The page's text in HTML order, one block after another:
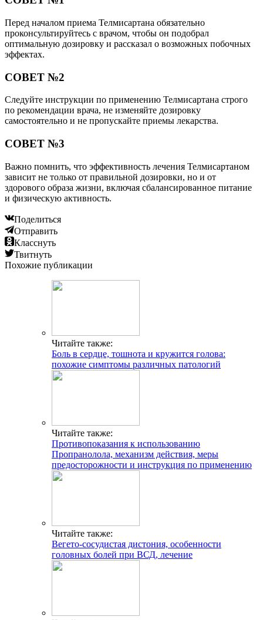
Перед началом приема Телмисартана обязательно
проконсультируйтесь с врачом, чтобы он подобрал
оптимальную дозировку и рассказал о возможных побочных
эффектах.
СОВЕТ №2
Следуйте инструкции по применению Телмисартана строго
по рекомендации врача, не изменяйте дозировку
самостоятельно и не пропускайте приемы лекарства.
СОВЕТ №3
Важно помнить, что эффективность лечения Телмисартаном
зависит не только от правильной дозировки, но и от
здорового образа жизни, включая сбалансированное питание
и физическую активность.
Поделиться
Отправить
Класснуть
Твитнуть
Похожие публикации
Читайте также:
Боль в сердце, тошнота и кружится голова:
похожие симптомы различных патологий
Читайте также:
Противопоказания к использованию
Пропранолола, механизм действия, меры
предосторожности и инструкция по применению
Читайте также:
Вегето-сосудистая дистония, особенности
головных болей при ВСД, лечение